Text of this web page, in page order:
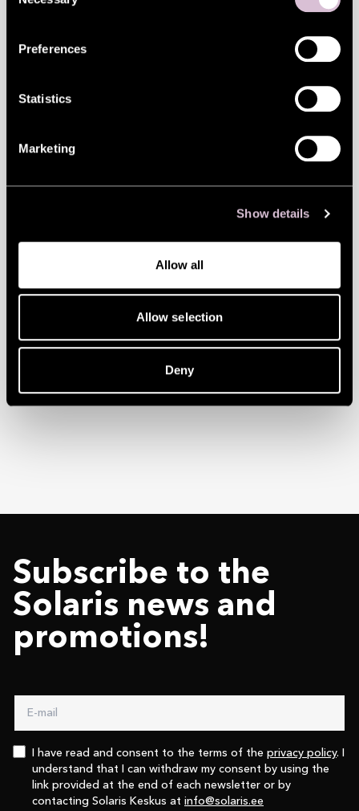
Preferences
Statistics
Marketing
Show details
Allow all
Allow selection
Deny
kodulinn: Joonista oma unistuste roheline
inspireerida lapsi kujutlema ja looma oma
keskkonnasõbralik, roheline ning edendab
lapsi mõtlema loovalt jätkusuutlikele
Ootame Sind Solarise Apollos 16.
septembril kell 12.00-14.00.
Juhendab AS Vunder
Subscribe to the
Solaris news and
promotions!
I have read and consent to the terms of the privacy policy. I
understand that I can withdraw my consent by using the
link provided at the end of each newsletter or by
contacting Solaris Keskus at info@solaris.ee